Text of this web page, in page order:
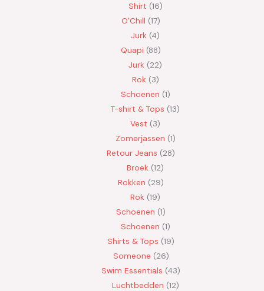
Shirt 16
O'Chill 17
Jurk 4
Quapi 88
Jurk
22
Rok 3
Schoenen 1
T-shirt & Tops 13
Vest
3
Zomerjassen 1
Retour Jeans
28
Broek 12
Rokken
29
Rok 19
Schoenen 1
Schoenen 1
Shirts & Tops 19
Someone 26
Swim Essentials 43
Luchtbedden 12